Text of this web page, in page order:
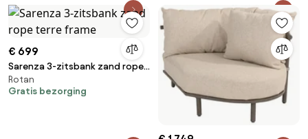
€ 699
Sarenza 3-zitsbank zand rope
terre frame
Rotan
Gratis bezorging